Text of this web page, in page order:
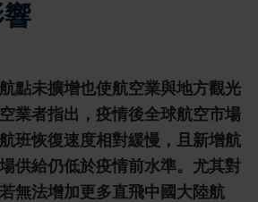
點未擴增也使航空業與地方觀光
業者指出，疫情後全球航空市場
班恢復速度相對緩慢，且新增航
供給仍低於疫情前水準。尤其對
無法增加更多直飛中國大陸航